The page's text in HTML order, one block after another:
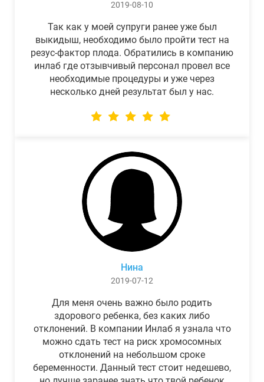
2019-08-10
Так как у моей супруги ранее уже был
выкидыш, необходимо было пройти тест на
резус-фактор плода. Обратились в компанию
инлаб где отзывчивый персонал провел все
необходимые процедуры и уже через
несколько дней результат был у нас.
Нина
2019-07-12
Для меня очень важно было родить
здорового ребенка, без каких либо
отклонений. В компании Инлаб я узнала что
можно сдать тест на риск хромосомных
отклонений на небольшом сроке
беременности. Данный тест стоит недешево,